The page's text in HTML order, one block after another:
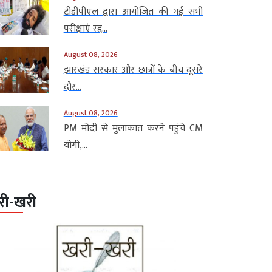
टीडीपीएल द्वारा आयोजित की गई सभी
परीक्षाएं रद्द...
August 08, 2026
झारखंड सरकार और छात्रों के बीच दूसरे
दौर...
August 08, 2026
PM मोदी से मुलाकात करने पहुंचे CM
योगी,...
खरी